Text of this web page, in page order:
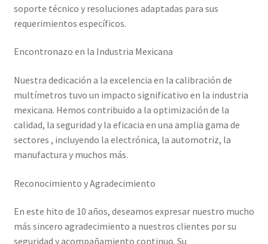
soporte técnico y resoluciones adaptadas para sus
requerimientos específicos.
Encontronazo en la Industria Mexicana
Nuestra dedicación a la excelencia en la calibración de
multímetros tuvo un impacto significativo en la industria
mexicana. Hemos contribuido a la optimización de la
calidad, la seguridad y la eficacia en una amplia gama de
sectores , incluyendo la electrónica, la automotriz, la
manufactura y muchos más.
Reconocimiento y Agradecimiento
En este hito de 10 años, deseamos expresar nuestro mucho
más sincero agradecimiento a nuestros clientes por su
seguridad y acompañamiento continuo. Su